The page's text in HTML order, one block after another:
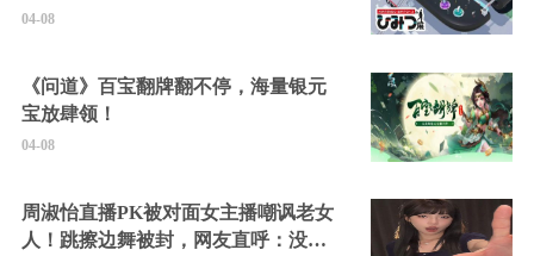
04-08
《问道》百宝翻牌翻不停，海量银元
宝放肆领！
04-08
周淑怡直播PK被对面女主播嘲讽老女
人！跳擦边舞被封，网友直呼：没边